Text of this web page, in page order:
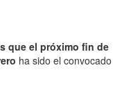
que el próximo fin de
ha sido el convocado